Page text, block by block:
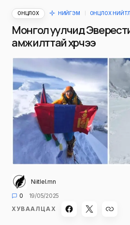
ОНЦЛОХ НИЙГЭМ ОНЦЛОХ
Монгол уулчид
амжилттай хүрчээ
Niitlel.mn
0
19/05/2025
ХУВААЛЦАХ